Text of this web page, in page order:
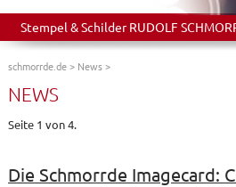
Stempel & Schilder RUDOLF
schmorrde.de> News>
NEWS
Seite 1 von 4.
Die Schmorrde Imagecard: